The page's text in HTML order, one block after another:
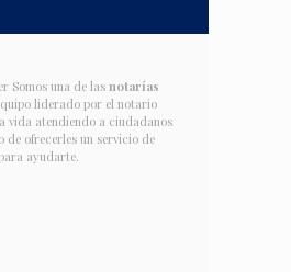
Somos una de las notarías
liderado por el notario
vida atendiendo a ciudadanos
de ofrecerles un servicio de
ayudarte.